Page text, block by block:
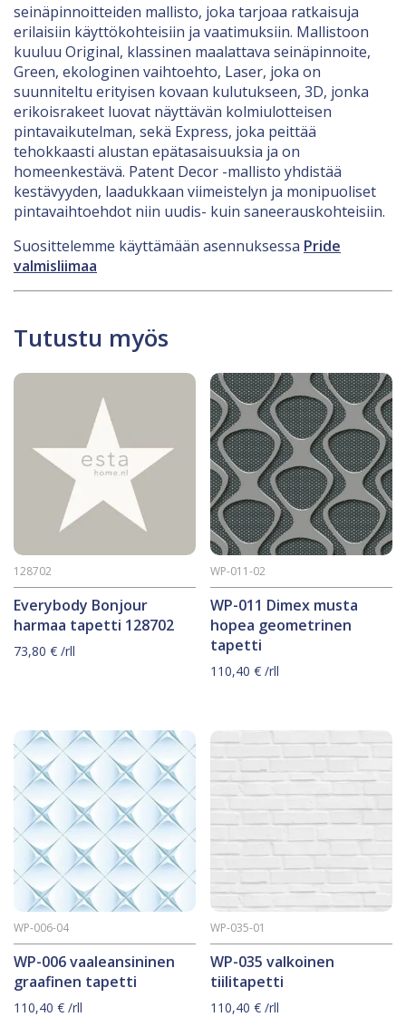
seinäpinnoitteiden mallisto, joka tarjoaa ratkaisuja
erilaisiin käyttökohteisiin ja vaatimuksiin. Mallistoon
kuuluu Original, klassinen maalattava seinäpinnoite,
Green, ekologinen vaihtoehto, Laser, joka on
suunniteltu erityisen kovaan kulutukseen, 3D, jonka
erikoisrakeet luovat näyttävän kolmiulotteisen
pintavaikutelman, sekä Express, joka peittää
tehokkaasti alustan epätasaisuuksia ja on
homeenkestävä. Patent Decor -mallisto yhdistää
kestävyyden, laadukkaan viimeistelyn ja monipuoliset
pintavaihtoehdot niin uudis- kuin saneerauskohteisiin.
Suosittelemme käyttämään asennuksessa Pride
valmisliimaa
Tutustu myös
Everybody Bonjour
harmaa tapetti 128702
128702
73,80 € /rll
WP-011 Dimex musta
hopea geometrinen
tapetti
WP-011-02
110,40€ /rll
WP-006 vaaleansininen
graafinen tapetti
WP-006-04
110,40 € /rll
WP-035 valkoinen
tiilitapetti
WP-035-01
110,40€ /rll